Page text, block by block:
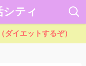
ティ
イエットするぞ）